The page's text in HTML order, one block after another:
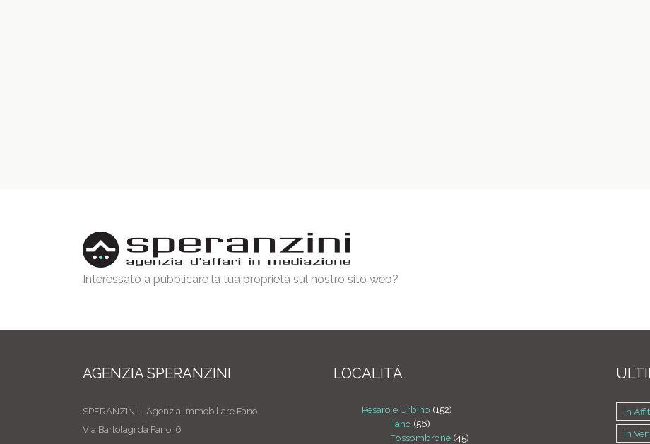
Interessato a pubblicare la tua proprietà sul nostro sito web?
AGENZIA SPERANZINI
SPERANZINI – Agenzia Immobiliare Fano
Via Bartolagi da Fano, 6
LOCALITÁ
Pesaro e Urbino (152)
Fano (56)
Fossombrone (45)
In
In